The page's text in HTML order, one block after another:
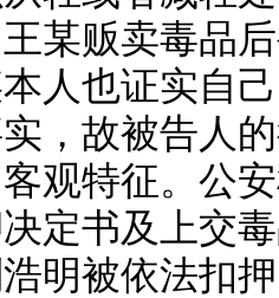
某贩卖毒品
人也证实自
，故被告人
观特征。公
定书及上交
明被依法扣